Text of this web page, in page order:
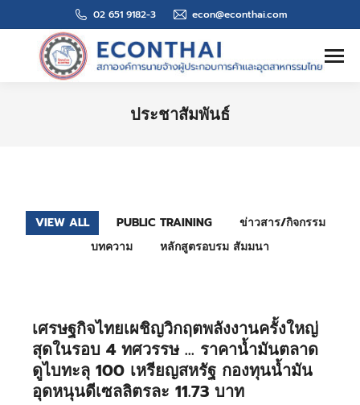
02 651 9182-3 econ@econthai.com
Search:
ประชาสัมพันธ์
VIEW ALL PUBLIC TRAINING
ข่าวสาร/กิจกรรม
บทความ
หลักสูตรอบรม สัมมนา
เศรษฐกิจไทยเผชิญวิกฤตพลังงานครั้งใหญ่
สุดในรอบ 4 ทศวรรษ … ราคาน้ำมันตลาด
ดูไบทะลุ 100 เหรียญสหรัฐ กองทุนน้ำมัน
อุดหนุนดีเซลลิตรละ 11.73 บาท